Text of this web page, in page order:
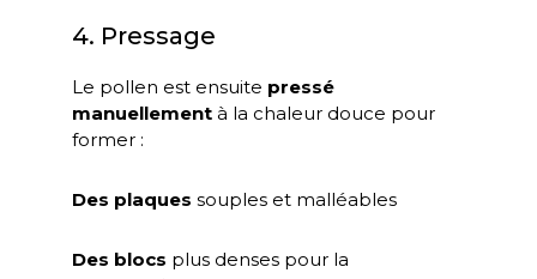
4. Pressage
Le pollen est ensuite pressé
manuellement à la chaleur douce pour
former :
Des plaques souples et malléables
Des blocs plus denses pour la